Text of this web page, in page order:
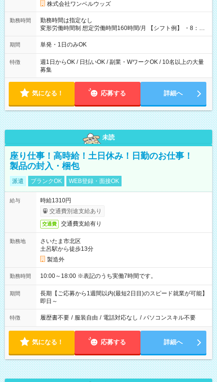
株式会社ワンベルウッズ
勤務時間
勤務時間は指定なし
変形労働時間制 想定労働時間160時間/月 【シフト例】 ・8：00
～21：00
期間 単発・1日のみOK
特徴
週1日からOK / 日払いOK / 副業・WワークOK / 10名以上の大量
募集
気になる！ 応募する 詳細へ
未読
座り仕事！高時給！土日休み！日勤のお仕事！
製品の封入・梱包
派遣 ブランクOK WEB登録・面接OK
給与
時給1310円
交通費別途支給あり
交通費 交通費支給有り
勤務地
さいたま市北区
土呂駅から徒歩13分
製造外
勤務時間 10:00～18:00 ※表記のうち実働7時間です。
期間
長期【ご応募から1週間以内(最短2日目)のスピード就業が可能】
即日～
特徴 履歴書不要 / 服装自由 / 電話対応なし / パソコンスキル不要
気になる！ 応募する 詳細へ